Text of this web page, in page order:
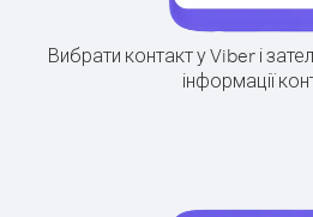
Вибрати контакт у Viber і
інформації